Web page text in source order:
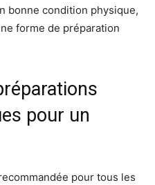
bonne condition physique,
forme de préparation
pour un
pour tous les